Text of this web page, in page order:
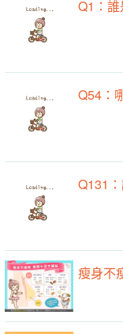
Q1：誰
Q54：
Q131
瘦身不